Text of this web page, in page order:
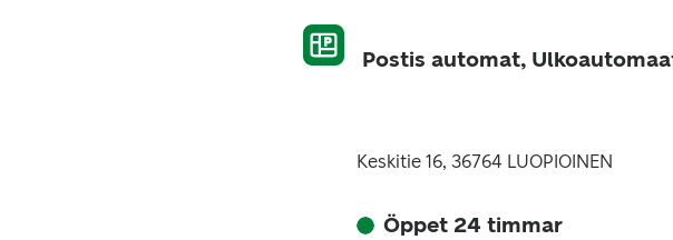
Postis automat,
Keskitie 16, 36764 LUOPIOINEN
Öppet 24 timmar